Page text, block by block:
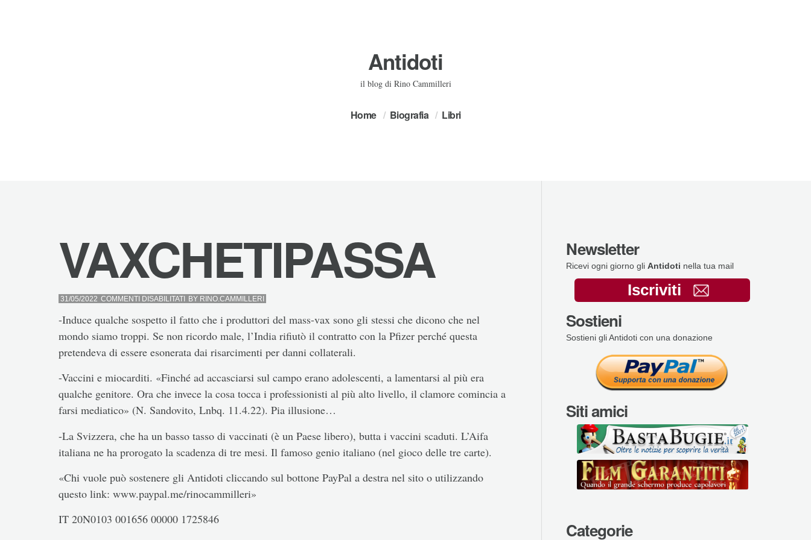
Antidoti
il blog di Rino Cammilleri
Home Biografia Libri
VAXCHETIPASSA
31/05/2022 COMMENTI DISABILITATISUBY RINO.CAMMILLERI
-Induce qualche sospetto il fatto che i produttori del mass-vax sono gli stessi che dicono che nel
mondo siamo troppi. Se non ricordo male, l’India rifiutò il contratto con la Pfizer perché questa
pretendeva di essere esonerata dai risarcimenti per danni collaterali.
-Vaccini e miocarditi. «Finché ad accasciarsi sul campo erano adolescenti, a lamentarsi al più era
qualche genitore. Ora che invece la cosa tocca i professionisti al più alto livello, il clamore comincia a
farsi mediatico» (N. Sandovito, Lnbq. 11.4.22). Pia illusione…
-La Svizzera, che ha un basso tasso di vaccinati (è un Paese libero), butta i vaccini scaduti. L’Aifa
italiana ne ha prorogato la scadenza di tre mesi. Il famoso genio italiano (nel gioco delle tre carte).
«Chi vuole può sostenere gli Antidoti cliccando sul bottone PayPal a destra nel sito o utilizzando
questo link: www.paypal.me/rinocammilleri»
IT 20N0103 001656 00000 1725846
Newsletter
Ricevi ogni giorno gli Antidoti nella tua mail
Iscriviti
Sostieni
Sostieni gli Antidoti con una donazione
Siti amici
Categorie